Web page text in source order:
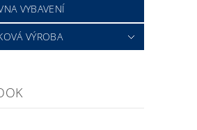
VYBAVENÍ
VÝROBA